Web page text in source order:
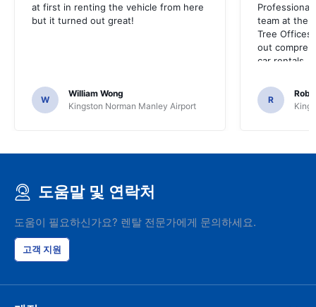
at first in renting the vehicle from here
but it turned out great!
W
William Wong
Kingston Norman Manley Airport
team at the
Tree
out
car rentals.
R
도움말 및 연락처
도움이 필요하신가요? 렌탈 전문가에게 문의하세요.
고객 지원